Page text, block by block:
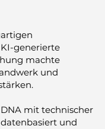
KI-generierte
machte
und
mit technischer
und